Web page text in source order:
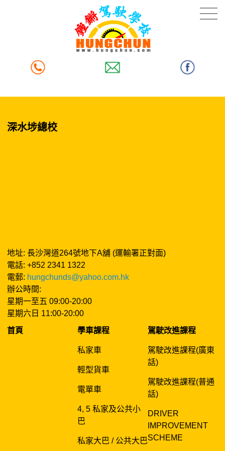
深水埗總校
地址: 長沙灣道264號地下A舖 (運輸署正對面)
電話: +852 2341 1322
電郵: hungchunds@yahoo.com.hk
辦公時間:
星期一至五 09:00-20:00
星期六日 11:00-20:00
首頁
學車課程
私家車
輕型貨車
電單車
4, 5 私家及公共小
巴
私家大巴 / 公共大巴
駕駛改進課程
駕駛改進課程(廣東
話)
駕駛改進課程(普通
話)
DRIVER
IMPROVEMENT
SCHEME